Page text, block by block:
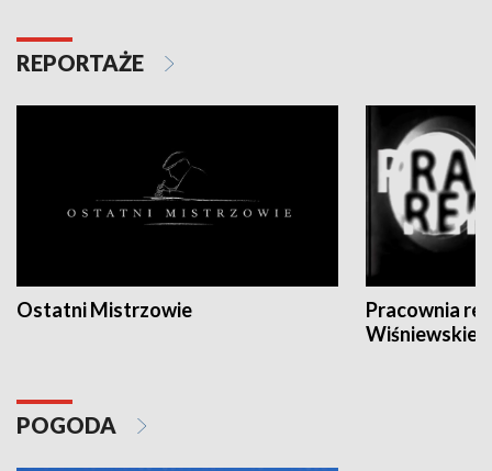
REPORTAŻE
Ostatni Mistrzowie
Pracownia
POGODA